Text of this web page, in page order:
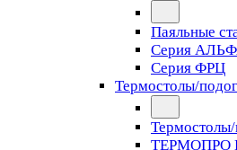
Паяльные
Серия
Серия ФРЦ
Термостолы/
Термостолы/
ТЕРМОПРО